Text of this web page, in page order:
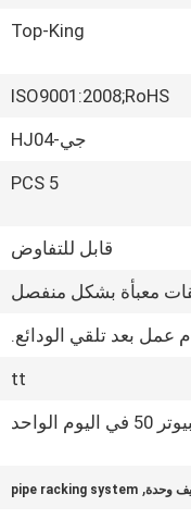
Top-King
ISO9001:2008;RoHS
جي-HJ04
5 PCS
قابل للتفاوض
معبأة بشكل منفصل
tt
الواحد
وحدة,
pipe racking system